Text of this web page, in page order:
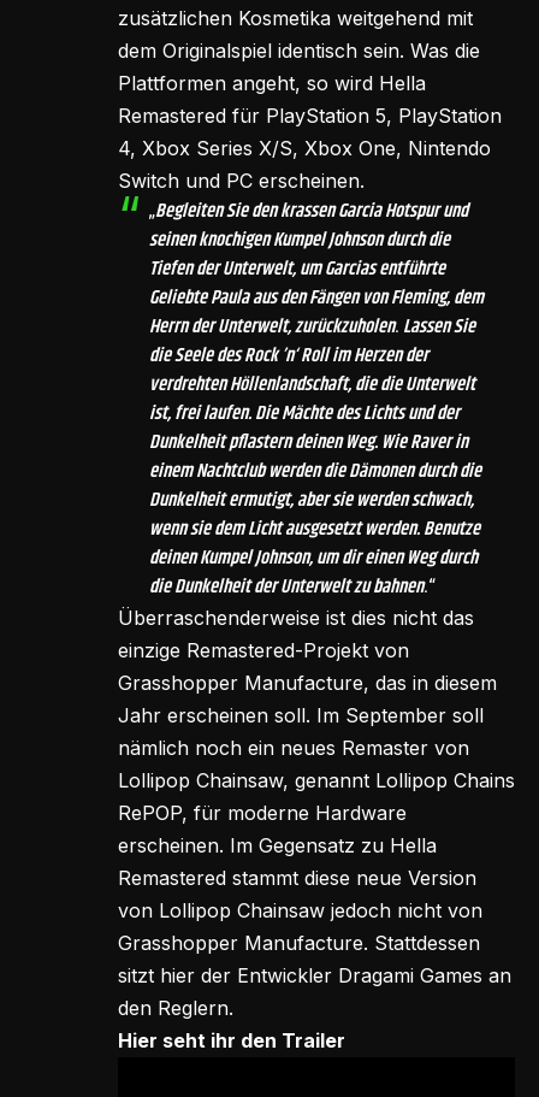
zusätzlichen Kosmetika weitgehend mit
dem Originalspiel identisch sein. Was die
Plattformen angeht, so wird Hella
Remastered für PlayStation 5, PlayStation
4, Xbox Series X/S, Xbox One, Nintendo
Switch und PC erscheinen.
„Begleiten Sie den krassen Garcia Hotspur und
seinen knochigen Kumpel Johnson durch die
Tiefen der Unterwelt, um Garcias entführte
Geliebte Paula aus den Fängen von Fleming, dem
Herrn der Unterwelt, zurückzuholen. Lassen Sie
die Seele des Rock ’n‘ Roll im Herzen der
verdrehten Höllenlandschaft, die die Unterwelt
ist, frei laufen. Die Mächte des Lichts und der
Dunkelheit pflastern deinen Weg. Wie Raver in
einem Nachtclub werden die Dämonen durch die
Dunkelheit ermutigt, aber sie werden schwach,
wenn sie dem Licht ausgesetzt werden. Benutze
deinen Kumpel Johnson, um dir einen Weg durch
die Dunkelheit der Unterwelt zu bahnen.“
Überraschenderweise ist dies nicht das
einzige Remastered-Projekt von
Grasshopper Manufacture, das in diesem
Jahr erscheinen soll. Im September soll
nämlich noch ein neues Remaster von
Lollipop Chainsaw, genannt Lollipop Chains
RePOP, für moderne Hardware
erscheinen. Im Gegensatz zu Hella
Remastered stammt diese neue Version
von Lollipop Chainsaw jedoch nicht von
Grasshopper Manufacture. Stattdessen
sitzt hier der Entwickler Dragami Games an
den Reglern.
Hier seht ihr den Trailer